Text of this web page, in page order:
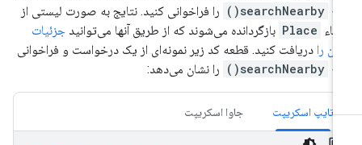
searchNearby()
را فراخوانی کنید. نتایج به صورت لیستی از
Place بازگردانده می‌شوند که از طریق آنها می‌توانیدجزئیات
دریافت کنید. قطعه کد زیر نمونه‌ای از یک درخواست و فراخوانی
searchNearby() را نشان می‌دهد:
تایپ اسکریپت جاوا اسکریپت